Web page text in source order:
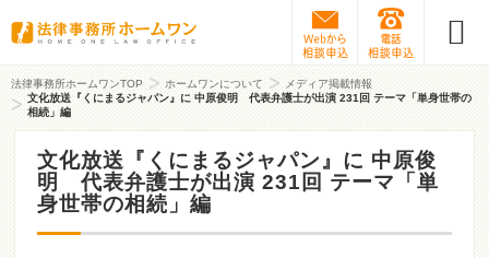
Webから相談予約
法律事務所ホームワンTOP ホームワンについて
メディア掲載情報
文化放送『くにまるジャパン』に 中原俊明 代表弁護士が出演 231回 テーマ「単身世帯の
相続」編
文化放送『くにまるジャパン』に 中原俊
明 代表弁護士が出演 231回 テーマ「単
身世帯の相続」編